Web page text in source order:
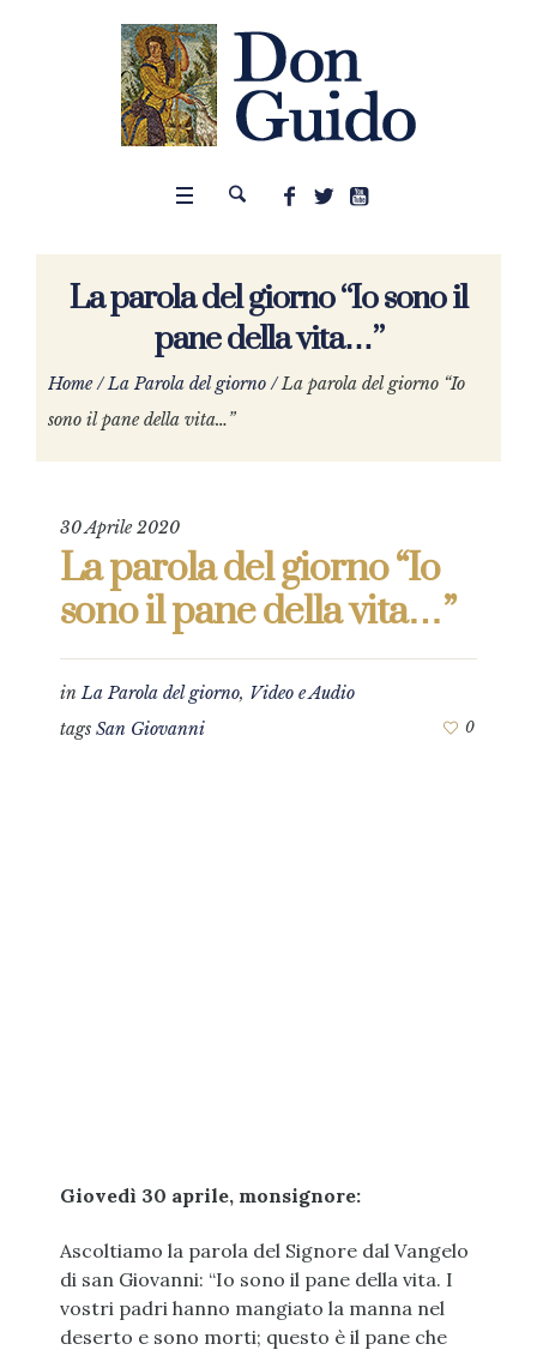
La parola del giorno “Io sono il
pane della vita…”
Home /La Parola del giorno /La parola del giorno “Io
sono il pane della vita…”
30 Aprile 2020
La parola del giorno “Io
sono il pane della vita…”
inLa Parola del giorno, Video e Audio
tags San Giovanni 0
Giovedì 30 aprile, monsignore:
Ascoltiamo la parola del Signore dal Vangelo
di san Giovanni: “Io sono il pane della vita. I
vostri padri hanno mangiato la manna nel
deserto e sono morti; questo è il pane che